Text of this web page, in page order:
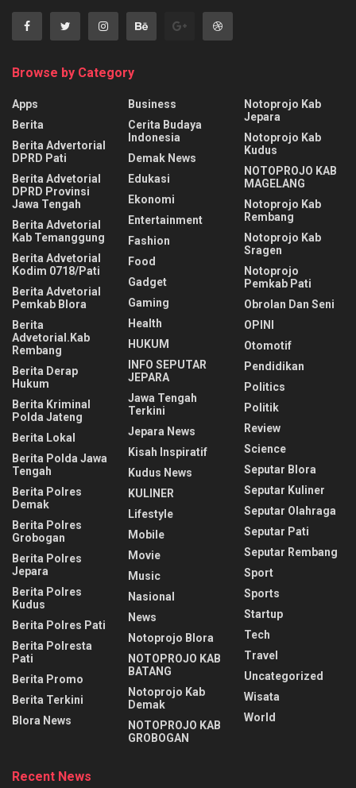
Browse by Category
Apps
Berita
Berita Advertorial
DPRD Pati
Berita Advetorial
DPRD Provinsi
Jawa Tengah
Berita Advetorial
Kab Temanggung
Berita Advetorial
Kodim 0718/Pati
Berita Advetorial
Pemkab Blora
Berita
Advetorial.Kab
Rembang
Berita Derap
Hukum
Berita Kriminal
Polda Jateng
Berita Lokal
Berita Polda Jawa
Tengah
Berita Polres
Demak
Berita Polres
Grobogan
Berita Polres
Jepara
Berita Polres
Kudus
Berita Polres Pati
Berita Polresta
Pati
Berita Promo
Berita Terkini
Blora News
Business
Cerita Budaya
Indonesia
Demak News
Edukasi
Ekonomi
Entertainment
Fashion
Food
Gadget
Gaming
Health
HUKUM
INFO SEPUTAR
JEPARA
Jawa Tengah
Terkini
Jepara News
Kisah Inspiratif
Kudus News
KULINER
Lifestyle
Mobile
Movie
Music
Nasional
News
Notoprojo Blora
NOTOPROJO KAB
BATANG
Notoprojo Kab
Demak
NOTOPROJO KAB
GROBOGAN
Notoprojo Kab
Jepara
Notoprojo Kab
Kudus
NOTOPROJO KAB
MAGELANG
Notoprojo Kab
Rembang
Notoprojo Kab
Sragen
Notoprojo
Pemkab Pati
Obrolan Dan Seni
OPINI
Otomotif
Pendidikan
Politics
Politik
Review
Science
Seputar Blora
Seputar Kuliner
Seputar Olahraga
Seputar Pati
Seputar Rembang
Sport
Sports
Startup
Tech
Travel
Uncategorized
Wisata
World
Recent News